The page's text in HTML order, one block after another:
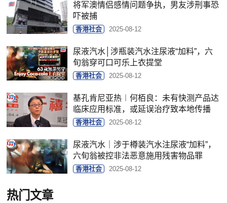
将军澳情侣感情问题争执，男友涉刑事恐
吓被捕
香港社会 2025-08-12
尿液汽水│涉瓶装汽水注尿液“加料”，六
旬翁穿可口可乐上衣提堂
香港社会 2025-08-12
基孔肯尼亚热︱何栢良：未有快测产品达
临床应用标准，或延误治疗致本地传播
香港社会 2025-08-12
尿液汽水｜涉于樽装汽水注尿液“加料”，
六旬翁被控非法恶意施用残害物品罪
香港社会 2025-08-12
热门文章